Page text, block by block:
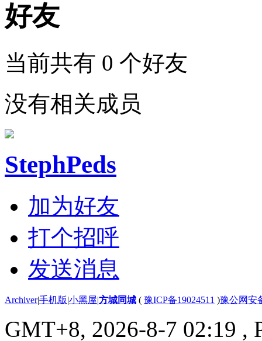
好友
当前共有 0 个好友
没有相关成员
StephPeds
加为好友
打个招呼
发送消息
Archiver|手机版|小黑屋|方城同城 ( 豫ICP备19024511 )豫公网安
GMT+8, 2026-8-7 02:19 ,